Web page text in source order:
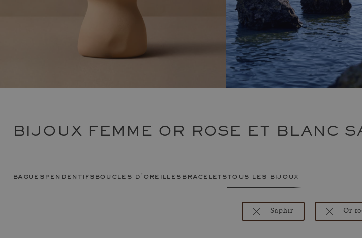
BIJOUX FEMME OR ROSE ET BLANC
bagues pendentifs boucles d'oreilles braceletstous les bijoux femme
Or
Saphir